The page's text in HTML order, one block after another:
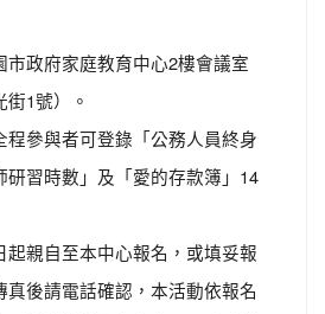
市政府家庭教育中心2樓會議室
街1號）。
程參與者可登錄「公務人員終身
研習時數」及「愛的存款簿」14
起親自至本中心報名，或填妥報
後請電話確認，本活動依報名